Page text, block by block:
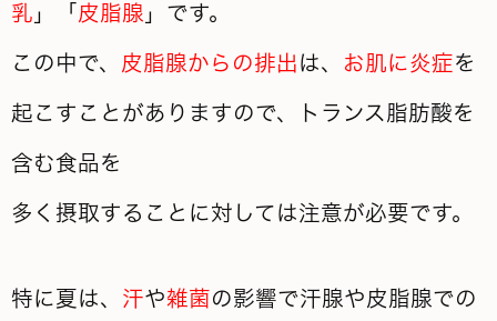
乳 」「 皮脂腺 」です。
この中で、 皮脂腺からの排出 は、 お肌に炎症を
起こすことがありますので、トランス脂肪酸を
含む食品を
多く摂取することに対しては注意が必要です。
特に夏は、 汗や雑菌の影響で汗腺や皮脂腺での